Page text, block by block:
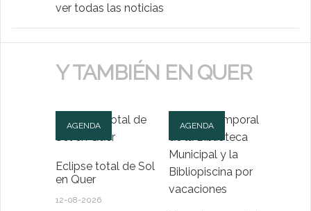
ver todas las noticias
Y TAMBIÉN EN QUER
AGENDA
Eclipse total de Sol
en Quer
12-08-2026
AGENDA